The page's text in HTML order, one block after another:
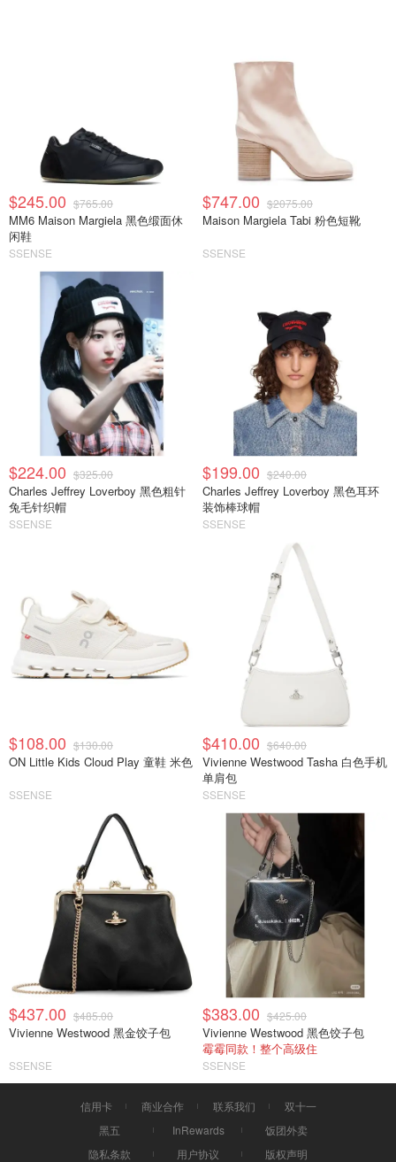
$245.00 $765.00
MM6 Maison Margiela 黑色缎面休
闲鞋
SSENSE
$747.00 $2075.00
Maison Margiela Tabi 粉色短靴
SSENSE
$224.00 $325.00
Charles Jeffrey Loverboy 黑色粗针
兔毛针织帽
SSENSE
$199.00 $240.00
Charles Jeffrey Loverboy 黑色耳环
装饰棒球帽
SSENSE
$108.00 $130.00
ON Little Kids Cloud Play 童鞋 米色
SSENSE
$410.00 $640.00
Vivienne Westwood Tasha 白色手机
单肩包
SSENSE
$437.00 $485.00
Vivienne Westwood 黑金饺子包
SSENSE
$383.00 $425.00
Vivienne Westwood 黑色饺子包
霉霉同款！整个高级住
SSENSE
信用卡 商业合作 联系我们
双十一
黑五
InRewards
饭团外卖
隐私条款
用户协议 版权声明